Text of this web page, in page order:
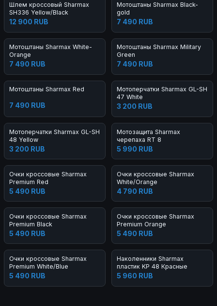
Шлем кроссовый Sharmax
SH336 Yellow/Black
12 900 RUB
Мотоштаны Sharmax Black-
gold
7 490 RUB
Мотоштаны Sharmax White-
Orange
7 490 RUB
Мотоштаны Sharmax Military
Green
7 490 RUB
Мотоштаны Sharmax Red
7 490 RUB
Мотоперчатки Sharmax GL-SH
47 White
3 200 RUB
Мотоперчатки Sharmax GL-SH
48 Yellow
3 200 RUB
Мотозащита Sharmax
черепаха RT 8
5 990 RUB
Очки кроссовые Sharmax
Premium Red
5 490 RUB
Очки кроссовые Sharmax
White/Orange
4 790 RUB
Очки кроссовые Sharmax
Premium Black
5 490 RUB
Очки кроссовые Sharmax
Premium Orange
5 490 RUB
Очки кроссовые Sharmax
Premium White/Blue
5 490 RUB
Наколенники Sharmax
пластик KP 48 Красные
5 960 RUB